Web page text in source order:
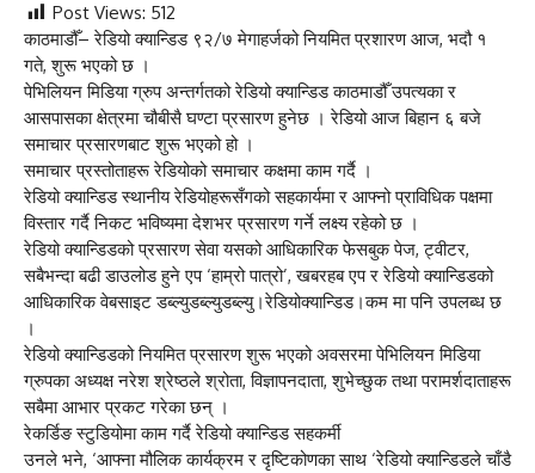
Post Views: 512
काठमाडौँ– रेडियो क्यान्डिड ९२/७ मेगाहर्जको नियमित प्रशारण आज, भदौ १
गते, शुरू भएको छ ।
पेभिलियन मिडिया ग्रुप अन्तर्गतको रेडियो क्यान्डिड काठमाडौँ उपत्यका र
आसपासका क्षेत्रमा चौबीसै घण्टा प्रसारण हुनेछ । रेडियो आज बिहान ६ बजे
समाचार प्रसारणबाट शुरू भएको हो ।
समाचार प्रस्तोताहरू रेडियोको समाचार कक्षमा काम गर्दै ।
रेडियो क्यान्डिड स्थानीय रेडियोहरूसँगको सहकार्यमा र आफ्नो प्राविधिक पक्षमा
विस्तार गर्दै निकट भविष्यमा देशभर प्रसारण गर्ने लक्ष्य रहेको छ ।
रेडियो क्यान्डिडको प्रसारण सेवा यसको आधिकारिक फेसबुक पेज, ट्वीटर,
सबैभन्दा बढी डाउलोड हुने एप ‘हाम्रो पात्रो’, खबरहब एप र रेडियो क्यान्डिडको
आधिकारिक वेबसाइट डब्ल्युडब्ल्युडब्ल्यु।रेडियोक्यान्डिड।कम मा पनि उपलब्ध छ
।
रेडियो क्यान्डिडको नियमित प्रसारण शुरू भएको अवसरमा पेभिलियन मिडिया
ग्रुपका अध्यक्ष नरेश श्रेष्ठले श्रोता, विज्ञापनदाता, शुभेच्छुक तथा परामर्शदाताहरू
सबैमा आभार प्रकट गरेका छन् ।
रेकर्डिङ स्टुडियोमा काम गर्दै रेडियो क्यान्डिड सहकर्मी
उनले भने, ‘आफ्ना मौलिक कार्यक्रम र दृष्टिकोणका साथ ‘रेडियो क्यान्डिडले चाँडै